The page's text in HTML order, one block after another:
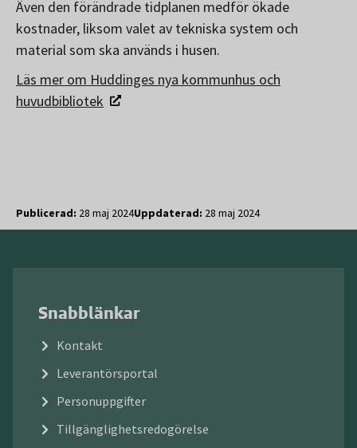
Även den förändrade tidplanen medför ökade
kostnader, liksom valet av tekniska system och
material som ska används i husen.
Läs mer om Huddinges nya kommunhus och
huvudbibliotek
Publicerad: 28 maj 2024Uppdaterad: 28 maj 2024
Snabblänkar
Kontakt
Leverantörsportal
Personuppgifter
Tillgänglighetsredogörelse